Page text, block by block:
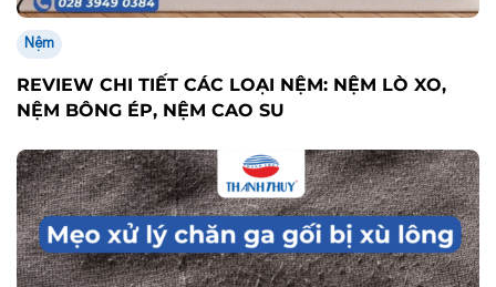
Nệm
REVIEW CHI TIẾT CÁC LOẠI NỆM: NỆM LÒ XO,
NỆM BÔNG ÉP, NỆM CAO SU